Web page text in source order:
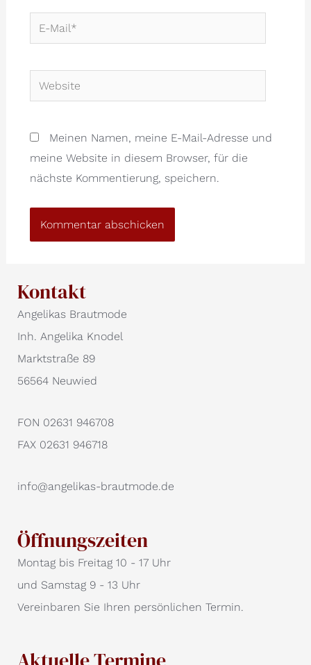
E-
Mail*
Website
Meinen Namen, meine E-Mail-Adresse und
meine Website in diesem Browser, für die
nächste Kommentierung, speichern.
Kontakt
Angelikas Brautmode
Inh. Angelika Knodel
Marktstraße 89
56564 Neuwied
FON 02631 946708
FAX 02631 946718
info@angelikas-brautmode.de
Öffnungszeiten
Montag bis Freitag 10 - 17 Uhr
und Samstag 9 - 13 Uhr
Vereinbaren Sie Ihren persönlichen Termin.